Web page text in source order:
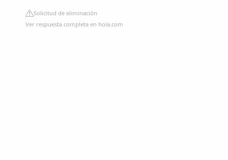
Solicitud de eliminación
Ver respuesta completa en hola.com